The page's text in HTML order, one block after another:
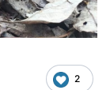
2